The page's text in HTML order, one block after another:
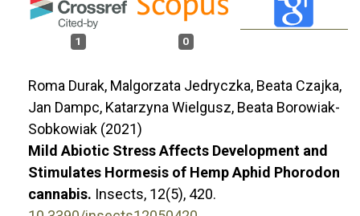
1 0
Roma Durak, Malgorzata Jedryczka, Beata Czajka,
Jan Dampc, Katarzyna Wielgusz, Beata Borowiak-
Sobkowiak (2021)
Mild Abiotic Stress Affects Development and
Stimulates Hormesis of Hemp Aphid Phorodon
cannabis. Insects, 12(5), 420.